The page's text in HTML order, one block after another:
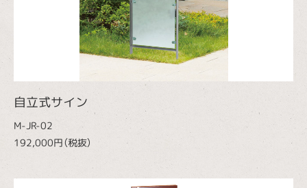
自立式サイン
M-JR-02
192,000円（税抜）